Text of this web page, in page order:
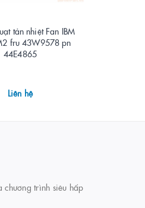
tản nhiệt Fan IBM
fru 43W9578 pn
44E4865
Liên hệ
trình siêu hấp